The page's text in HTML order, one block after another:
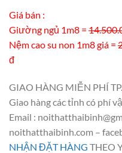
Giá bán :
Giường ngủ 1m8 =
Nệm cao su non 1m8 giá =
đ
GIAO HÀNG MIỄN PHÍ
Giao hàng các tỉnh có phí
Email :
noithatthaibinh.com –
NHẬN ĐẶT HÀNG THEO